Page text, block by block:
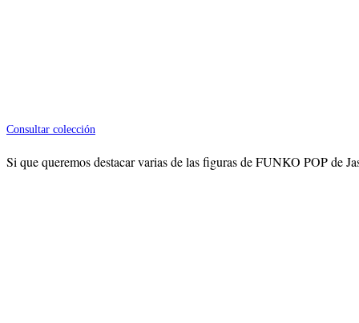
Consultar colección
Si que queremos destacar varias de las figuras de FUNKO POP de